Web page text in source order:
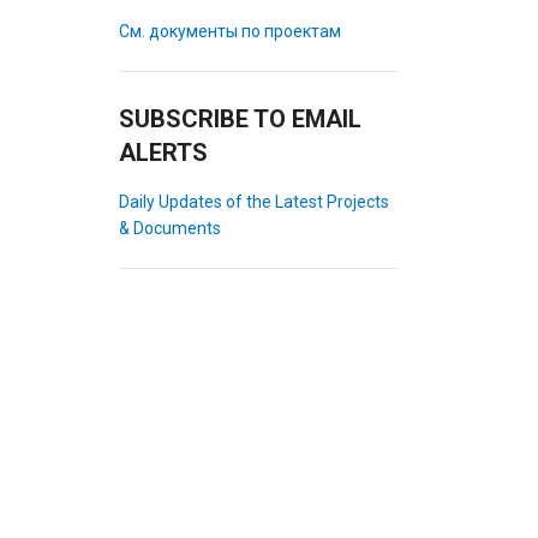
См. документы по проектам
SUBSCRIBE TO EMAIL
ALERTS
Daily Updates of the Latest Projects
& Documents